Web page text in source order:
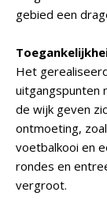
gebied een
Het
uitgangspunten
de wijk geven
ontmoeting,
voetbalkooi en
rondes en
vergroot.